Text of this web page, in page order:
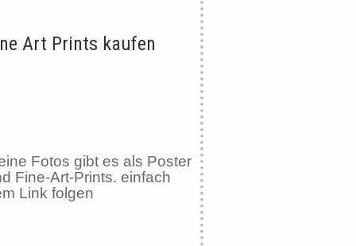
Art Prints kaufen
Fotos gibt es als Poster
Fine-Art-Prints. einfach
Link folgen